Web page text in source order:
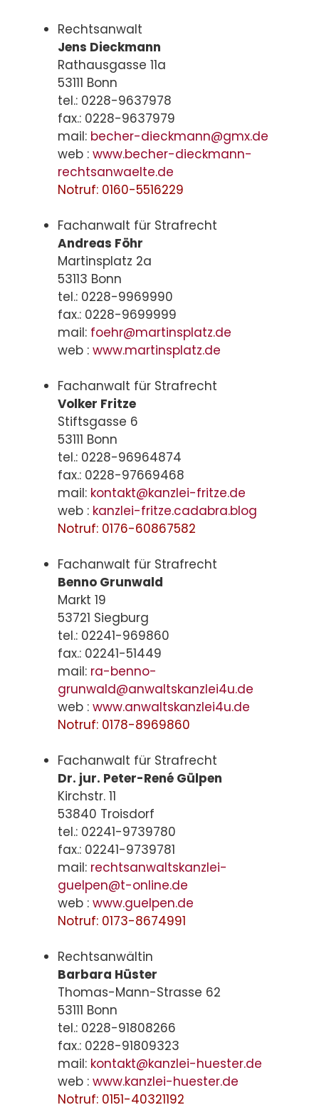
Rechtsanwalt
Jens Dieckmann
Rathausgasse 11a
53111 Bonn
tel.: 0228-9637978
fax.: 0228-9637979
mail: becher-dieckmann@gmx.de
web : www.becher-dieckmann-
rechtsanwaelte.de
Notruf: 0160-5516229
Fachanwalt für Strafrecht
Andreas Föhr
Martinsplatz 2a
53113 Bonn
tel.: 0228-9969990
fax.: 0228-9699999
mail: foehr@martinsplatz.de
web : www.martinsplatz.de
Fachanwalt für Strafrecht
Volker Fritze
Stiftsgasse 6
53111 Bonn
tel.: 0228-96964874
fax.: 0228-97669468
mail: kontakt@kanzlei-fritze.de
web : kanzlei-fritze.cadabra.blog
Notruf: 0176-60867582
Fachanwalt für Strafrecht
Benno Grunwald
Markt 19
53721 Siegburg
tel.: 02241-969860
fax.: 02241-51449
mail: ra-benno-
grunwald@anwaltskanzlei4u.de
web : www.anwaltskanzlei4u.de
Notruf: 0178-8969860
Fachanwalt für Strafrecht
Dr. jur. Peter-René Gülpen
Kirchstr. 11
53840 Troisdorf
tel.: 02241-9739780
fax.: 02241-9739781
mail: rechtsanwaltskanzlei-
guelpen@t-online.de
web : www.guelpen.de
Notruf: 0173-8674991
Rechtsanwältin
Barbara Hüster
Thomas-Mann-Strasse 62
53111 Bonn
tel.: 0228-91808266
fax.: 0228-91809323
mail: kontakt@kanzlei-huester.de
web : www.kanzlei-huester.de
Notruf: 0151-40321192